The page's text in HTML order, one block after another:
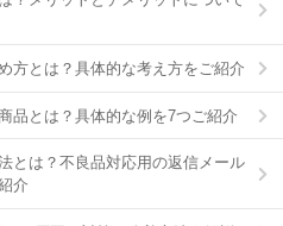
方とは？具体的な考え方をご紹介
品とは？具体的な例を7つご紹介
とは？不良品対応用の返信メール
介